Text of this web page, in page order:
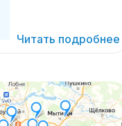
Читать подробнее